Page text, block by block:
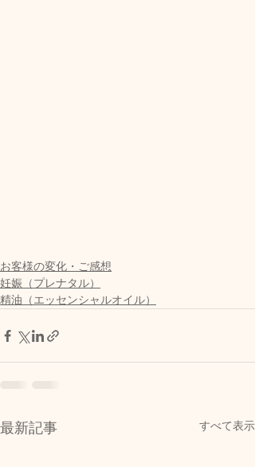
お客様の変化・ご感想
妊娠（プレナタル）
精油（エッセンシャルオイル）
最新記事 すべて表示